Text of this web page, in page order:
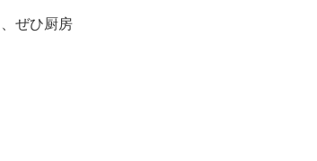
ぜひ厨房